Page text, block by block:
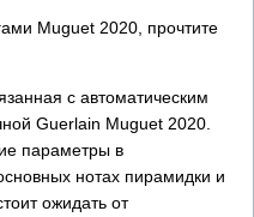
Muguet 2020, прочтите
с автоматическим
Guerlain Muguet 2020.
параметры в
нотах пирамидки и
ожидать от